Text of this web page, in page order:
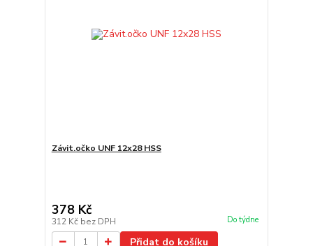
Závit.očko UNF 12x28 HSS
378 Kč
312 Kč bez DPH Do týdne
Přidat do košíku